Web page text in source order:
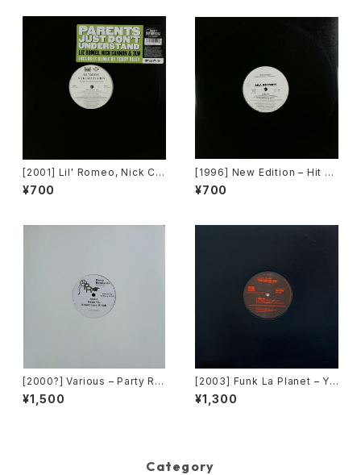
[2001] Lil' Romeo, Nick Ca
nnon & 3LW – Parents Just
Don't Understand [Jive, Ni
¥700
[1996] New Edition – Hit M
e Off [MCA Records][PRO
MO]
¥700
[2000?] Various – Party Re
mixers Volume 5 [OPR]
¥1,500
[2003] Funk La Planet – Yo
u Gave Me Love (Funk La
Planet 007)[Funk La Plane
¥1,300
Category